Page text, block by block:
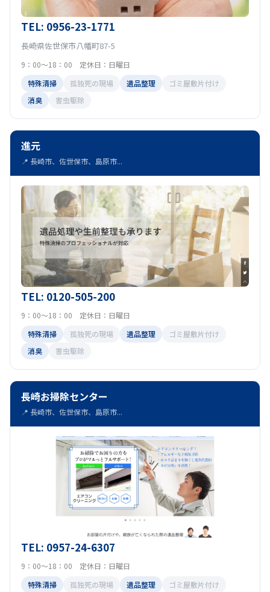
TEL: 0956-23-1771
長崎県佐世保市八幡町87-5
9：00～18：00 定休日：日曜日
特殊清掃
孤独死の現場 遺品整理
ゴミ屋敷片付け
消臭
害虫駆除
進元
📍 長崎市、佐世保市、島原市...
TEL: 0120-505-200
9：00～18：00 定休日：日曜日
特殊清掃
孤独死の現場 遺品整理
ゴミ屋敷片付け
消臭
害虫駆除
長崎お掃除センター
📍 長崎市、佐世保市、島原市...
TEL: 0957-24-6307
9：00～18：00 定休日：日曜日
特殊清掃
孤独死の現場 遺品整理
ゴミ屋敷片付け